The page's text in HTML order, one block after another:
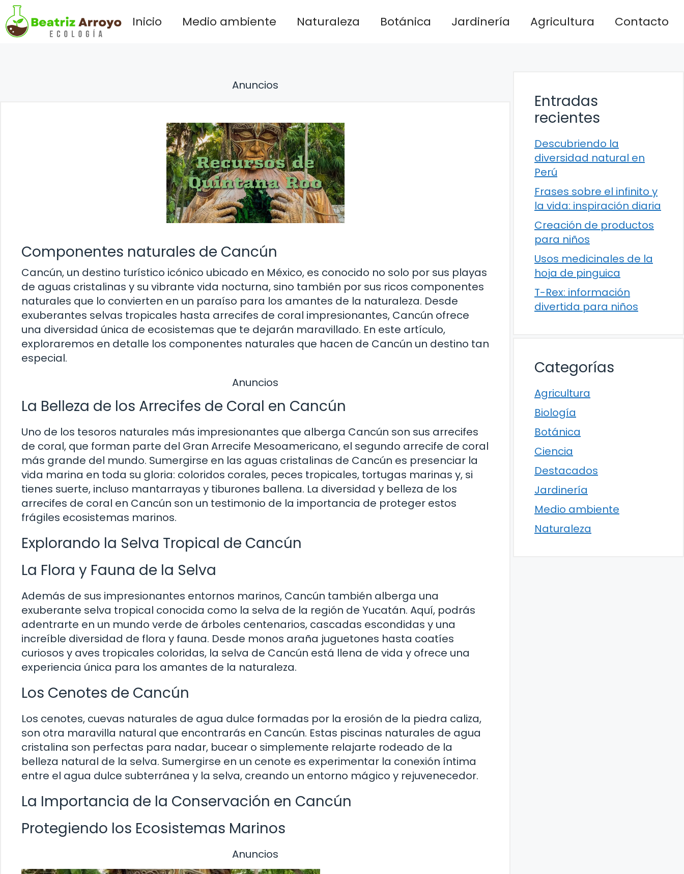
Saltar
al
contenido
Inicio Medio ambiente Naturaleza Botánica Jardinería Agricultura Contacto
Anuncios
Componentes naturales de Cancún
Cancún, un destino turístico icónico ubicado en México, es conocido no solo por sus playas
de aguas cristalinas y su vibrante vida nocturna, sino también por sus ricos componentes
naturales que lo convierten en un paraíso para los amantes de la naturaleza. Desde
exuberantes selvas tropicales hasta arrecifes de coral impresionantes, Cancún ofrece
una diversidad única de ecosistemas que te dejarán maravillado. En este artículo,
exploraremos en detalle los componentes naturales que hacen de Cancún un destino tan
especial.
Anuncios
La Belleza de los Arrecifes de Coral en Cancún
Uno de los tesoros naturales más impresionantes que alberga Cancún son sus arrecifes
de coral, que forman parte del Gran Arrecife Mesoamericano, el segundo arrecife de coral
más grande del mundo. Sumergirse en las aguas cristalinas de Cancún es presenciar la
vida marina en toda su gloria: coloridos corales, peces tropicales, tortugas marinas y, si
tienes suerte, incluso mantarrayas y tiburones ballena. La diversidad y belleza de los
arrecifes de coral en Cancún son un testimonio de la importancia de proteger estos
frágiles ecosistemas marinos.
Explorando la Selva Tropical de Cancún
La Flora y Fauna de la Selva
Además de sus impresionantes entornos marinos, Cancún también alberga una
exuberante selva tropical conocida como la selva de la región de Yucatán. Aquí, podrás
adentrarte en un mundo verde de árboles centenarios, cascadas escondidas y una
increíble diversidad de flora y fauna. Desde monos araña juguetones hasta coatíes
curiosos y aves tropicales coloridas, la selva de Cancún está llena de vida y ofrece una
experiencia única para los amantes de la naturaleza.
Los Cenotes de Cancún
Los cenotes, cuevas naturales de agua dulce formadas por la erosión de la piedra caliza,
son otra maravilla natural que encontrarás en Cancún. Estas piscinas naturales de agua
cristalina son perfectas para nadar, bucear o simplemente relajarte rodeado de la
belleza natural de la selva. Sumergirse en un cenote es experimentar la conexión íntima
entre el agua dulce subterránea y la selva, creando un entorno mágico y rejuvenecedor.
La Importancia de la Conservación en Cancún
Protegiendo los Ecosistemas Marinos
Anuncios
Entradas
recientes
Descubriendo la
diversidad natural en
Perú
Frases sobre el infinito y
la vida: inspiración diaria
Creación de productos
para niños
Usos medicinales de la
hoja de pinguica
T-Rex: información
divertida para niños
Categorías
Agricultura
Biología
Botánica
Ciencia
Destacados
Jardinería
Medio ambiente
Naturaleza